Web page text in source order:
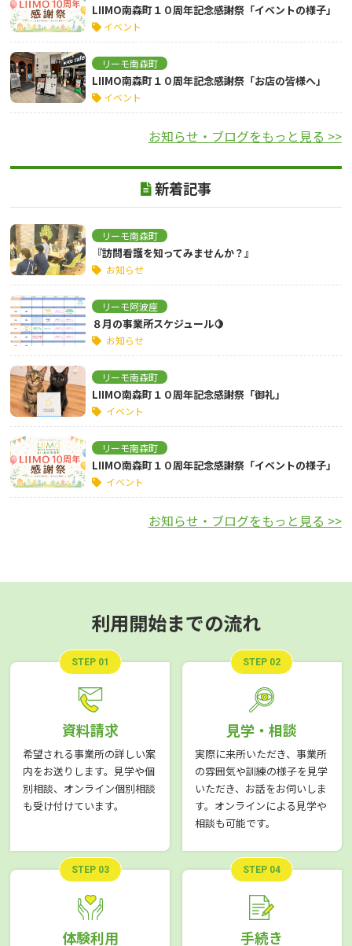
LIIMO南森町１０周年記念感謝祭「イベントの様子」
イベント
リーモ南森町
LIIMO南森町１０周年記念感謝祭「お店の皆様へ」
イベント
お知らせ・ブログをもっと見る >>
新着記事
リーモ南森町
『訪問看護を知ってみませんか？』
お知らせ
リーモ阿波座
８月の事業所スケジュール🍋
お知らせ
リーモ南森町
LIIMO南森町１０周年記念感謝祭「御礼」
イベント
リーモ南森町
LIIMO南森町１０周年記念感謝祭「イベントの様子」
イベント
お知らせ・ブログをもっと見る >>
利用開始までの流れ
STEP 01
資料請求
希望される事業所の詳しい案
内をお送りします。見学や個
別相談、オンライン個別相談
も受け付けています。
STEP 02
見学・相談
実際に来所いただき、事業所
の雰囲気や訓練の様子を見学
いただき、お話をお伺いしま
す。オンラインによる見学や
相談も可能です。
STEP 03
体験利用
STEP 04
手続き